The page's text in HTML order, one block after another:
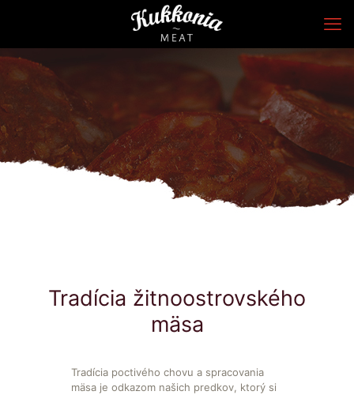
Tradícia žitnoostrovského
mäsa
Tradícia poctivého chovu a spracovania
mäsa je odkazom našich predkov, ktorý si